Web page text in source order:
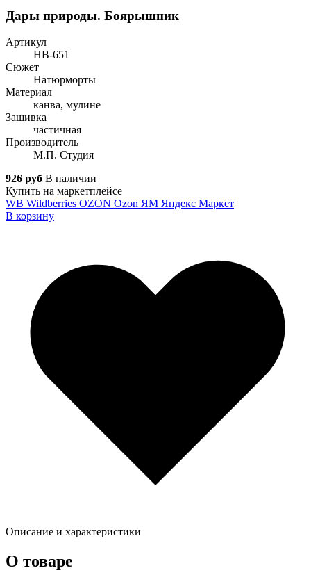
Дары природы. Боярышник
Артикул
НВ-651
Сюжет
Натюрморты
Материал
канва, мулине
Зашивка
частичная
Производитель
М.П. Студия
926 руб В наличии
Купить на маркетплейсе
WB Wildberries OZON Ozon ЯМ Яндекс Маркет
В корзину
Описание и характеристики
О товаре